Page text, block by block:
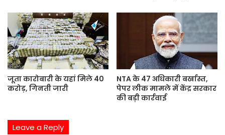
जूता कारोबारी के यहां मिले 40
करोड़, गिनती जारी
NTA के 47 अधिकारी बर्खास्त,
पेपर लीक मामले में केंद्र सरकार
की बड़ी कार्रवाई
Leave a Reply